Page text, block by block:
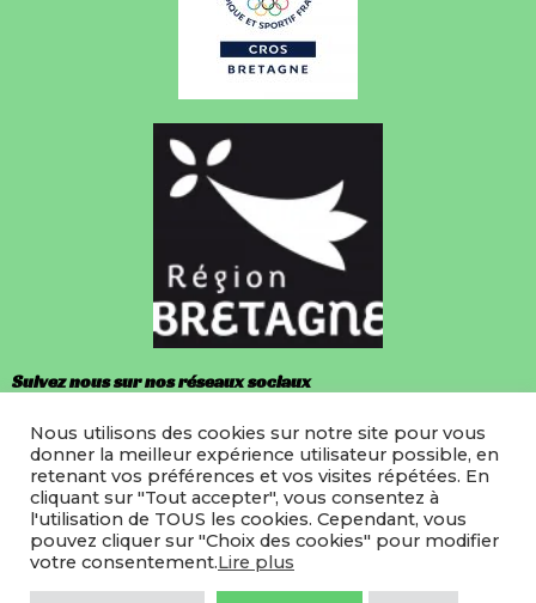
Suivez nous sur nos réseaux sociaux
Facebook
Instagram
©2022 LMRB
Nous utilisons des cookies sur notre site pour vous
donner la meilleur expérience utilisateur possible, en
retenant vos préférences et vos visites répétées. En
cliquant sur "Tout accepter", vous consentez à
l'utilisation de TOUS les cookies. Cependant, vous
pouvez cliquer sur "Choix des cookies" pour modifier
votre consentement.Lire plus